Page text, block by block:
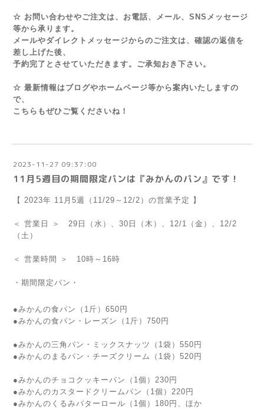
☆ お問い合わせやご注文は、お電話、メール、SNSメッセージ
等から承ります。
メールやダイレクトメッセージからのご注文は、確認の返信を
差し上げた後、
予約完了とさせていただきます。ご承知おき下さい。
☆ 最新情報はブログやホームページ等から案内いたしますの
で、
こちらもぜひご覧くださいね！
2023-11-27 09:37:00
11月5週目の期間限定パンは『みかんのパン』です！
【 2023年 11月5週（11/29～12/2）の営業予定 】
＜ 営業日 ＞ 29日（水）、30日（木）、12/1（金）、12/2
（土）
＜ 営業時間 ＞ 10時～16時
・期間限定パン・
●みかんの食パン（1斤）650円
●みかんの食パン・レーズン（1斤）750円
●みかんの三角パン・ミックスナッツ（1袋）550円
●みかんのまるパン・チーズクリーム（1袋）520円
●みかんのチョコクッキーパン（1個）230円
●みかんのカスタードクリームパン（1個）220円
●みかんのくるみバターロール（1個）180円、ほか